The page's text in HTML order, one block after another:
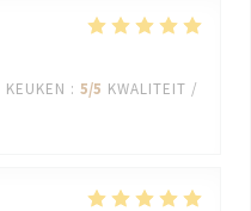
KEUKEN : 5/5 KWALITEIT /